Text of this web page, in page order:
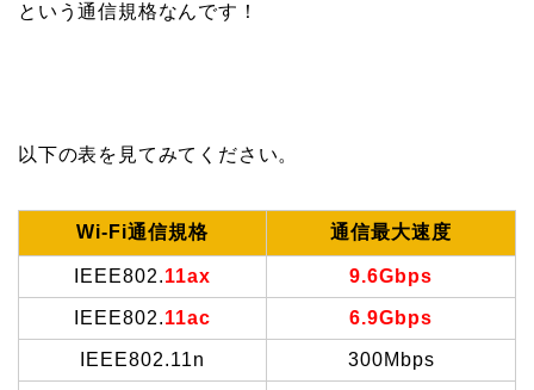
という通信規格なんです！
以下の表を見てみてください。
Wi-Fi通信規格 通信最大速度
IEEE802.11ax 9.6Gbps
IEEE802.11ac 6.9Gbps
IEEE802.11n 300Mbps